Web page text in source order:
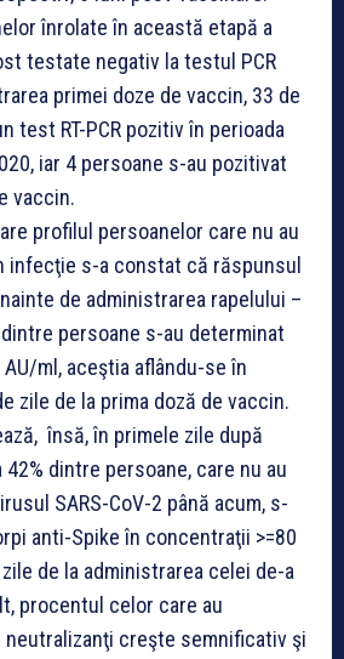
înrolate în această etapă a
testate negativ la testul PCR
primei doze de vaccin, 33 de
test RT-PCR pozitiv în perioada
iar 4 persoane s-au pozitivat
vaccin.
profilul persoanelor care nu au
s-a constat că răspunsul
de administrarea rapelului –
persoane s-au determinat
ml, aceştia aflându-se în
zile de la prima doză de vaccin.
însă, în primele zile după
42% dintre persoane, care nu au
SARS-CoV-2 până acum, s-
anti-Spike în concentraţii >=80
de la administrarea celei de-a
procentul celor care au
creşte semnificativ şi